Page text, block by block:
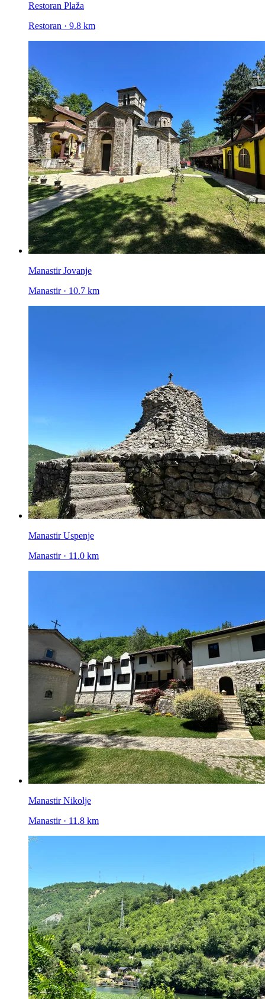
Restoran Plaža
Restoran · 9.8 km
Manastir Jovanje
Manastir · 10.7 km
Manastir Uspenje
Manastir · 11.0 km
Manastir Nikolje
Manastir · 11.8 km